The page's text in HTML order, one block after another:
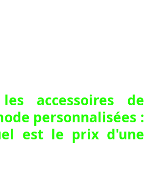
accessoires de
personnalisées :
est le prix d'une